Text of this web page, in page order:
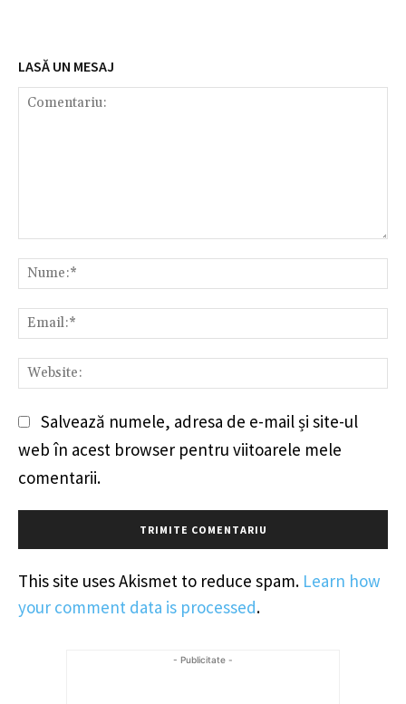
LASĂ UN MESAJ
Salvează numele, adresa de e-mail și site-ul
web în acest browser pentru viitoarele mele
comentarii.
This site uses Akismet to reduce spam. Learn how
your comment data is processed.
- Publicitate -